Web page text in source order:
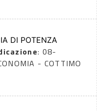
DI POTENZA
: 08-
- COTTIMO